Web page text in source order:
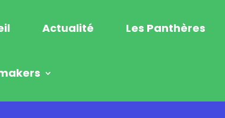
Actualité Les Panthères